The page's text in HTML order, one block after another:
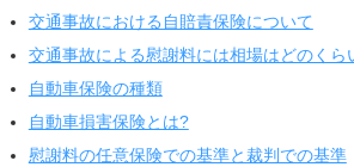
交通事故における自賠責保険について
交通事故による慰謝料には相場はどのくら
自動車保険の種類
自動車損害保険とは?
慰謝料の任意保険での基準と裁判での基準